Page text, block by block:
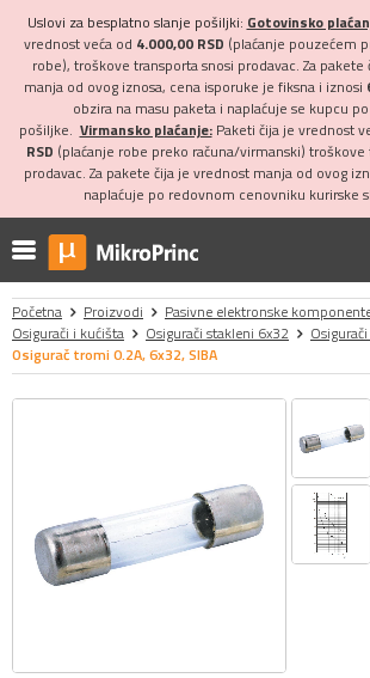
Uslovi za besplatno slanje pošiljki: Gotovinsko
vrednost veća od 4.000,00 RSD (plaćanje pouzećem
robe), troškove transporta snosi prodavac. Za
manja od ovog iznosa, cena isporuke je fiksna i iznosi
obzira na masu paketa i naplaćuje se kupcu
pošiljke. Virmansko plaćanje:Paketi čija je vrednost
RSD (plaćanje robe preko računa/virmanski) troškove
prodavac. Za pakete čija je vrednost manja od ovog
naplaćuje po redovnom cenovniku kurirske
Početna Proizvodi
Pasivne elektronske
Osigurači i kućišta
Osigurači stakleni 6x32
Osigurač tromi 0.2A, 6x32, SIBA